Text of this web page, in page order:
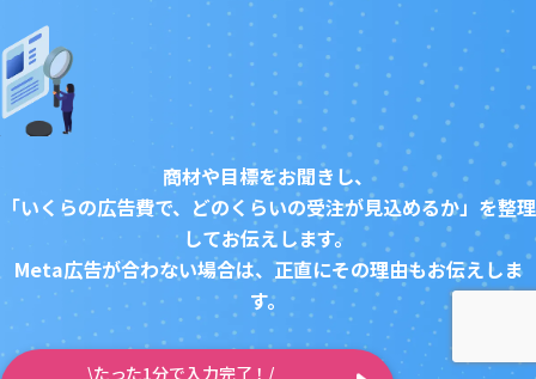
商材や目標をお聞きし、
「いくらの広告費で、どのくらいの受注が見込めるか」を整理
してお伝えします。
Meta広告が合わない場合は、正直にその理由もお伝えしま
す。
\たった1分で入力完了！/